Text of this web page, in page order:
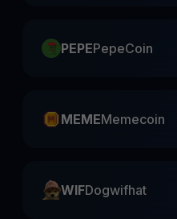
PEPEPepeCoin
MEMEMemecoin
WIFDogwifhat